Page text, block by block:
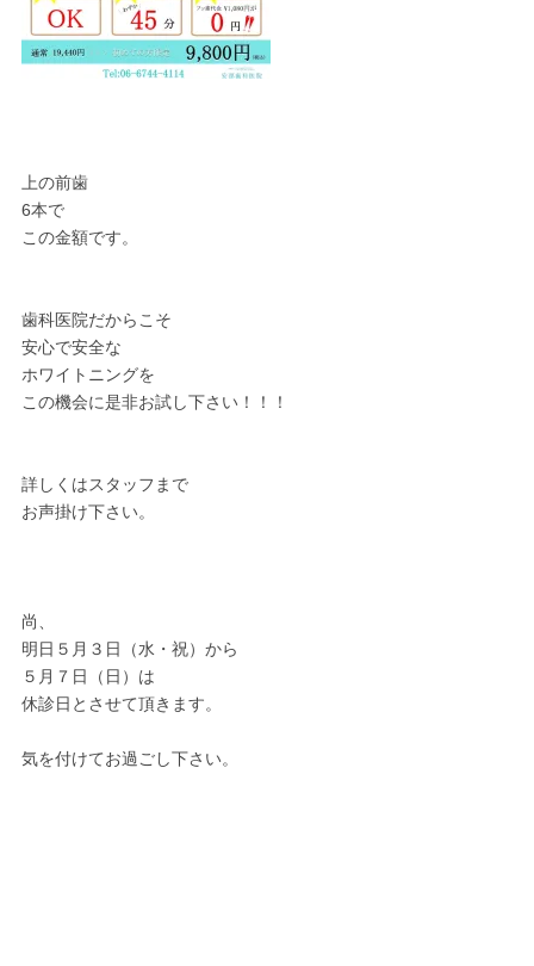
上の前歯
6本で
この金額です。
歯科医院だからこそ
安心で安全な
ホワイトニングを
この機会に是非お試し下さい！！！
詳しくはスタッフまで
お声掛け下さい。
尚、
明日５月３日（水・祝）から
５月７日（日）は
休診日とさせて頂きます。
気を付けてお過ごし下さい。